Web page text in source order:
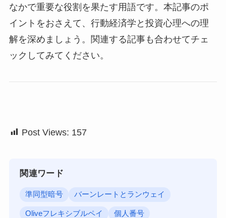
なかで重要な役割を果たす用語です。本記事のポ
イントをおさえて、行動経済学と投資心理への理
解を深めましょう。関連する記事も合わせてチェ
ックしてみてください。
Post Views: 157
関連ワード
準同型暗号 バーンレートとランウェイ
Oliveフレキシブルペイ 個人番号